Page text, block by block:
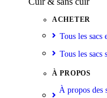
ACHETER
Tous les sacs
Tous les sacs
À PROPOS
À propos des